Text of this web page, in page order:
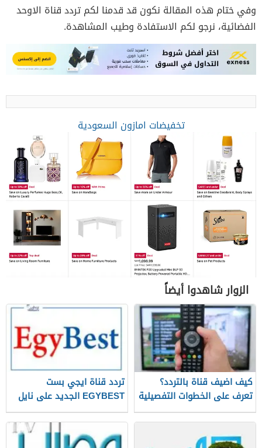
وفي ختام هذه المقالة نكون قد قدمنا لكم تردد قناة الاوحد
الفضائية، نرجو لكم الاستفادة وطيب المشاهدة.
تخفيضات امازون السعودية
الزوار شاهدوا أيضاً
كيف اضيف قناة بالتردد؟
تعرف على الخطوات التفصيلية
تردد قناة ايجي بست
EGYBEST الجديد على نايل
سات